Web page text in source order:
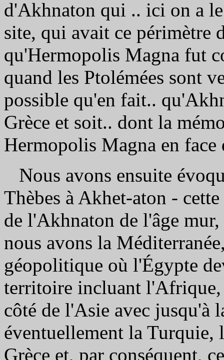
d'Akhnaton qui .. ici on a
site, qui avait ce périmètre
qu'Hermopolis Magna fut
quand les Ptolémées sont
possible qu'en fait..
Grèce et soit.. dont la
Hermopolis Magna en
Nous avons ensuite
Thèbes à Akhet-aton -
de l'Akhnaton de l'âge
nous avons la
géopolitique où l'Égypte
territoire incluant
côté de l'Asie avec
éventuellement la Turquie,
Grèce et, par conséquent,